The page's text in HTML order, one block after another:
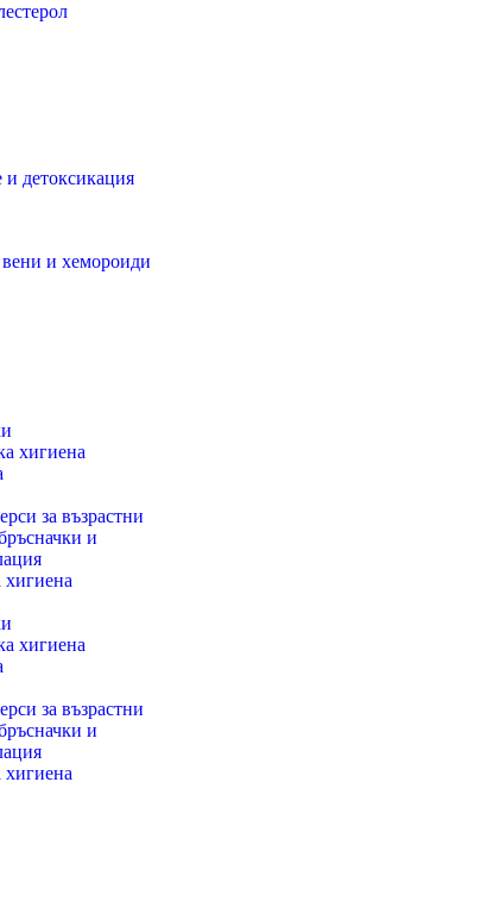
и детоксикация
и хемороиди
хигиена
за възрастни
и
хигиена
хигиена
за възрастни
и
хигиена